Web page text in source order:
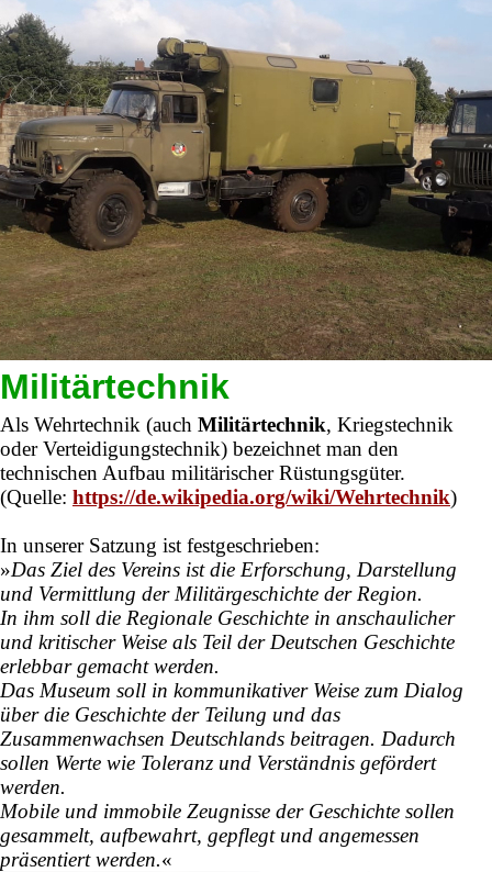
Militärtechnik
Als Wehrtechnik (auch Militärtechnik, Kriegstechnik
oder Verteidigungstechnik) bezeichnet man den
technischen Aufbau militärischer Rüstungsgüter.
(Quelle: https://de.wikipedia.org/wiki/Wehrtechnik)
In unserer Satzung ist festgeschrieben:
»Das Ziel des Vereins ist die Erforschung, Darstellung
und Vermittlung der Militärgeschichte der Region.
In ihm soll die Regionale Geschichte in anschaulicher
und kritischer Weise als Teil der Deutschen Geschichte
erlebbar gemacht werden.
Das Museum soll in kommunikativer Weise zum Dialog
über die Geschichte der Teilung und das
Zusammenwachsen Deutschlands beitragen. Dadurch
sollen Werte wie Toleranz und Verständnis gefördert
werden.
Mobile und immobile Zeugnisse der Geschichte sollen
gesammelt, aufbewahrt, gepflegt und angemessen
präsentiert werden.«